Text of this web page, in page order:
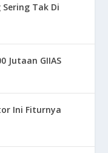
Tak Di
Jutaan GIIAS
Ini Fiturnya